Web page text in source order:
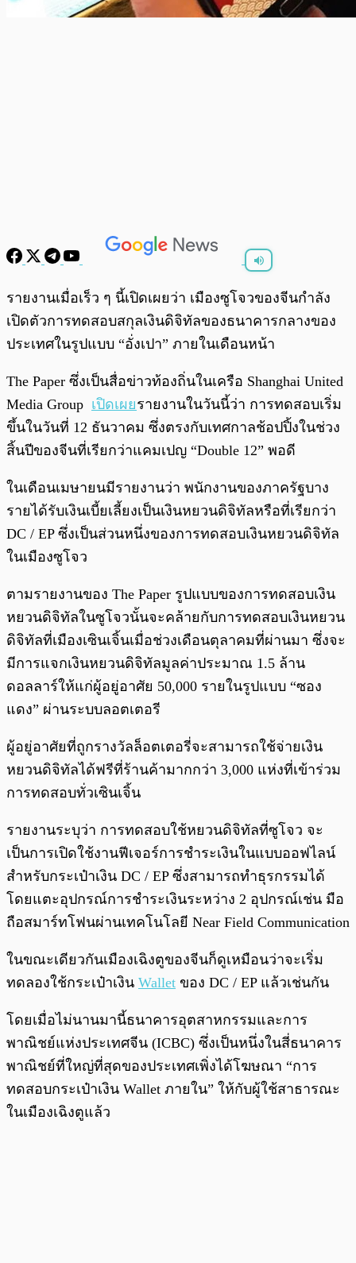
พร้อมเล่น 0:00/ 0:00
รายงานเมื่อเร็ว ๆ นี้เปิดเผยว่า เมืองซูโจวของจีนกำลัง
เปิดตัวการทดสอบสกุลเงินดิจิทัลของธนาคารกลางของ
ประเทศในรูปแบบ “อั่งเปา” ภายในเดือนหน้า
The Paper ซึ่งเป็นสื่อข่าวท้องถิ่นในเครือ Shanghai United
Media Group เปิดเผยรายงานในวันนี้ว่า การทดสอบเริ่ม
ขึ้นในวันที่ 12 ธันวาคม ซึ่งตรงกับเทศกาลช้อปปิ้งในช่วง
สิ้นปีของจีนที่เรียกว่าแคมเปญ “Double 12” พอดี
ในเดือนเมษายนมีรายงานว่า พนักงานของภาครัฐบาง
รายได้รับเงินเบี้ยเลี้ยงเป็นเงินหยวนดิจิทัลหรือที่เรียกว่า
DC / EP ซึ่งเป็นส่วนหนึ่งของการทดสอบเงินหยวนดิจิทัล
ในเมืองซูโจว
ตามรายงานของ The Paper รูปแบบของการทดสอบเงิน
หยวนดิจิทัลในซูโจวนั้นจะคล้ายกับการทดสอบเงินหยวน
ดิจิทัลที่เมืองเซินเจิ้นเมื่อช่วงเดือนตุลาคมที่ผ่านมา ซึ่งจะ
มีการแจกเงินหยวนดิจิทัลมูลค่าประมาณ 1.5 ล้าน
ดอลลาร์ให้แก่ผู้อยู่อาศัย 50,000 รายในรูปแบบ “ซอง
แดง” ผ่านระบบลอตเตอรี
ผู้อยู่อาศัยที่ถูกรางวัลล็อตเตอรี่จะสามารถใช้จ่ายเงิน
หยวนดิจิทัลได้ฟรีที่ร้านค้ามากกว่า 3,000 แห่งที่เข้าร่วม
การทดสอบทั่วเซินเจิ้น
รายงานระบุว่า การทดสอบใช้หยวนดิจิทัลที่ซูโจว จะ
เป็นการเปิดใช้งานฟีเจอร์การชำระเงินในแบบออฟไลน์
สำหรับกระเป๋าเงิน DC / EP ซึ่งสามารถทำธุรกรรมได้
โดยแตะอุปกรณ์การชำระเงินระหว่าง 2 อุปกรณ์เช่น มือ
ถือสมาร์ทโฟนผ่านเทคโนโลยี Near Field Communication
ในขณะเดียวกันเมืองเฉิงตูของจีนก็ดูเหมือนว่าจะเริ่ม
ทดลองใช้กระเป๋าเงิน Wallet ของ DC / EP แล้วเช่นกัน
โดยเมื่อไม่นานมานี้ธนาคารอุตสาหกรรมและการ
พาณิชย์แห่งประเทศจีน (ICBC) ซึ่งเป็นหนึ่งในสี่ธนาคาร
พาณิชย์ที่ใหญ่ที่สุดของประเทศเพิ่งได้โฆษณา “การ
ทดสอบกระเป๋าเงิน Wallet ภายใน” ให้กับผู้ใช้สาธารณะ
ในเมืองเฉิงตูแล้ว